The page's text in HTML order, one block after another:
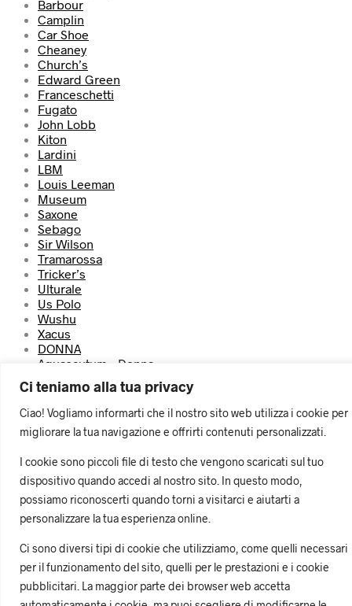
Ci teniamo alla tua privacy
Ciao! Vogliamo informarti che il nostro sito web utilizza i cookie per
migliorare la tua navigazione e offrirti contenuti personalizzati.
I cookie sono piccoli file di testo che vengono scaricati sul tuo
dispositivo quando accedi al nostro sito. In questo modo,
possiamo riconoscerti quando torni a visitarci e aiutarti a
personalizzare la tua esperienza online.
Ci sono diversi tipi di cookie che utilizziamo, come quelli necessari
per il funzionamento del sito, quelli per le prestazioni e i cookie
pubblicitari. La maggior parte dei browser web accetta
Barbour
Camplin
Car Shoe
Cheaney
Church’s
Edward Green
Franceschetti
Fugato
John Lobb
Kiton
Lardini
LBM
Louis Leeman
Museum
Saxone
Sebago
Sir Wilson
Tramarossa
Tricker’s
Ulturale
Us Polo
Wushu
Xacus
DONNA
Aquascutum – Donna
Camplin – Donna
Church’s – Donna
Saxone – Donna
Sebago -Donna
Tricker’s – Donna
Wushu Ruy – Donna
What are you looking for?